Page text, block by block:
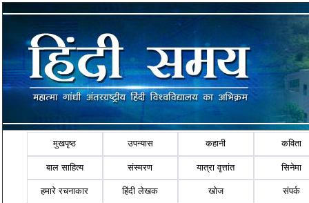
मुखपृष्ठ उपन्यास कहानी कविता
बाल साहित्य संस्मरण यात्रा वृत्तांत सिनेमा
हमारे रचनाकार हिंदी लेखक खोज संपर्क